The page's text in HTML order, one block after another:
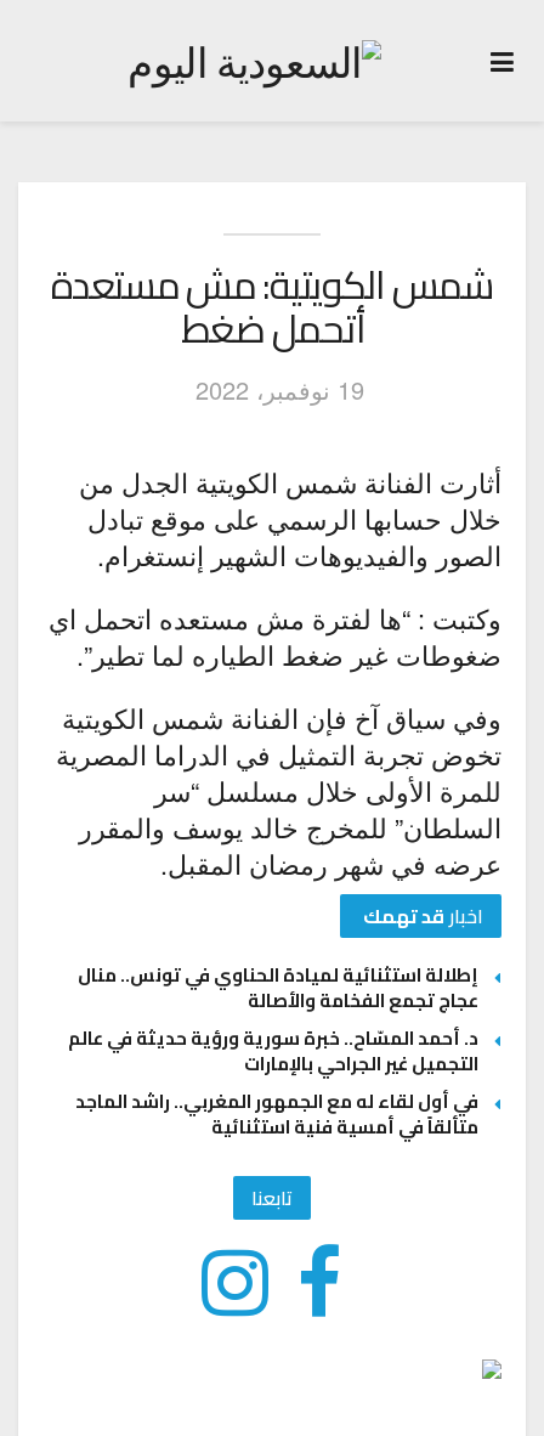
شمس الكويتية: مش مستعدة
أتحمل ضغط
19 نوفمبر، 2022
أثارت الفنانة شمس الكويتية الجدل من
خلال حسابها الرسمي على موقع تبادل
الصور والفيديوهات الشهير إنستغرام.
وكتبت : “ها لفترة مش مستعده اتحمل اي
ضغوطات غير ضغط الطياره لما تطير”.
وفي سياق آخ فإن الفنانة شمس الكويتية
تخوض تجربة التمثيل في الدراما المصرية
للمرة الأولى خلال مسلسل “سر
السلطان” للمخرج خالد يوسف والمقرر
عرضه في شهر رمضان المقبل.
اخبارقد تهمك
إطلالة استثنائية لميادة الحناوي في تونس.. منال
عجاج تجمع الفخامة والأصالة
د. أحمد المسّاح.. خبرة سورية ورؤية حديثة في عالم
التجميل غير الجراحي بالإمارات
في أول لقاء له مع الجمهور المغربي.. راشد الماجد
متألقاً في أمسية فنية استثنائية
تابعنا